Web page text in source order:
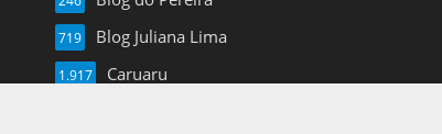
Blog Juliana Lima
719
Caruaru
1.917